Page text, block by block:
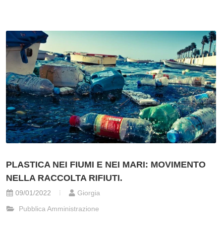
PLASTICA NEI FIUMI E NEI MARI: MOVIMENTO
NELLA RACCOLTA RIFIUTI.
09/01/2022
Giorgia
Pubblica Amministrazione